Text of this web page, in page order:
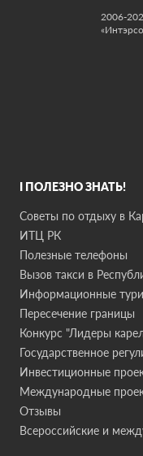
2006-
I ПОЛЕЗНО ЗНАТЬ!
Советы по отдыху в
ИТЦ РК
Полезные телефоны
Вызов такси в
Информационные
Пересечение границы
Конкурс "Лидеры
Государственное
Инвестиционные
Международные
Отзывы
Всероссийские и